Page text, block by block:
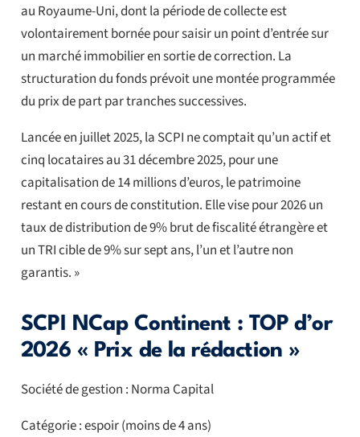
au Royaume-Uni, dont la période de collecte est
volontairement bornée pour saisir un point d’entrée sur
un marché immobilier en sortie de correction. La
structuration du fonds prévoit une montée programmée
du prix de part par tranches successives.
Lancée en juillet 2025, la SCPI ne comptait qu’un actif et
cinq locataires au 31 décembre 2025, pour une
capitalisation de 14 millions d’euros, le patrimoine
restant en cours de constitution. Elle vise pour 2026 un
taux de distribution de 9% brut de fiscalité étrangère et
un TRI cible de 9% sur sept ans, l’un et l’autre non
garantis. »
SCPI NCap Continent : TOP d’or
2026 « Prix de la rédaction »
Société de gestion : Norma Capital
Catégorie : espoir (moins de 4 ans)